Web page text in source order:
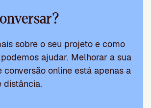
sobre o seu projeto e como
ajudar. Melhorar a sua
conversão online está apenas a
distância.